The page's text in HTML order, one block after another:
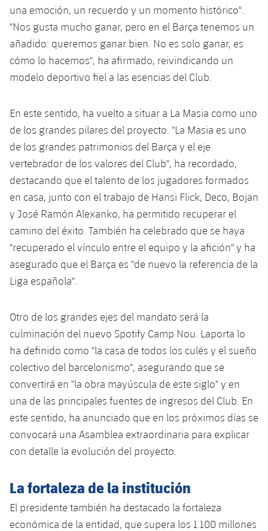
una emoción, un recuerdo y un momento histórico".
"Nos gusta mucho ganar, pero en el Barça tenemos un
añadido: queremos ganar bien. No es solo ganar, es
cómo lo hacemos", ha afirmado, reivindicando un
modelo deportivo fiel a las esencias del Club.
En este sentido, ha vuelto a situar a La Masia como uno
de los grandes pilares del proyecto. "La Masia es uno
de los grandes patrimonios del Barça y el eje
vertebrador de los valores del Club", ha recordado,
destacando que el talento de los jugadores formados
en casa, junto con el trabajo de Hansi Flick, Deco, Bojan
y José Ramón Alexanko, ha permitido recuperar el
camino del éxito. También ha celebrado que se haya
"recuperado el vínculo entre el equipo y la afición" y ha
asegurado que el Barça es "de nuevo la referencia de la
Liga española".
Otro de los grandes ejes del mandato será la
culminación del nuevo Spotify Camp Nou. Laporta lo
ha definido como "la casa de todos los culés y el sueño
colectivo del barcelonismo", asegurando que se
convertirá en "la obra mayúscula de este siglo" y en
una de las principales fuentes de ingresos del Club. En
este sentido, ha anunciado que en los próximos días se
convocará una Asamblea extraordinaria para explicar
con detalle la evolución del proyecto.
La fortaleza de la institución
El presidente también ha destacado la fortaleza
económica de la entidad, que supera los 1.100 millones